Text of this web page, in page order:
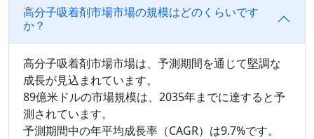
高分子吸着剤市場市場の規模はどのくらいです
か？
高分子吸着剤市場市場は、予測期間を通じて堅調な
成長が見込まれています。
89億米ドルの市場規模は、2035年までに達すると予
測されています。
予測期間中の年平均成長率（CAGR）は9.7%です。